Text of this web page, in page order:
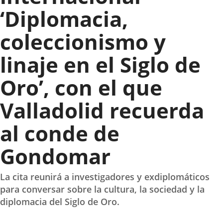
‘Diplomacia,
coleccionismo y
linaje en el Siglo de
Oro’, con el que
Valladolid recuerda
al conde de
Gondomar
La cita reunirá a investigadores y exdiplomáticos
para conversar sobre la cultura, la sociedad y la
diplomacia del Siglo de Oro.